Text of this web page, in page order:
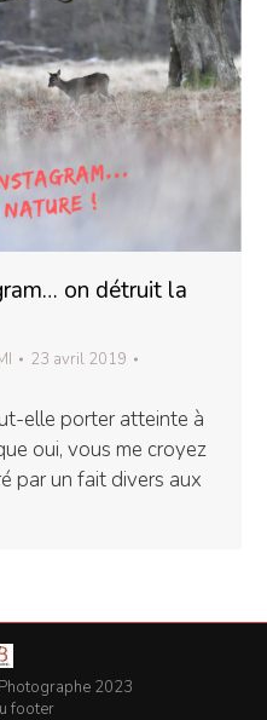
on détruit la
23 avril 2019
elle porter atteinte à
oui, vous me croyez
par un fait divers aux
2023
footer